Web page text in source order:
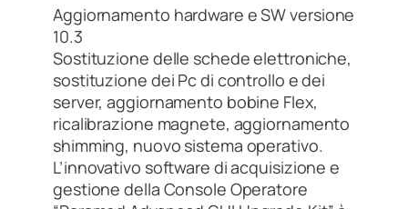
Aggiornamento hardware e SW versione
10.3
Sostituzione delle schede elettroniche,
sostituzione dei Pc di controllo e dei
server, aggiornamento bobine Flex,
ricalibrazione magnete, aggiornamento
shimming, nuovo sistema operativo.
L’innovativo software di acquisizione e
gestione della Console Operatore